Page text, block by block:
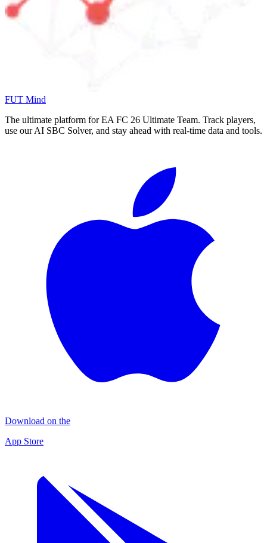
FUT Mind
The ultimate platform for EA FC 26 Ultimate Team. Track players,
use our AI SBC Solver, and stay ahead with real-time data and tools.
Download on the
App Store